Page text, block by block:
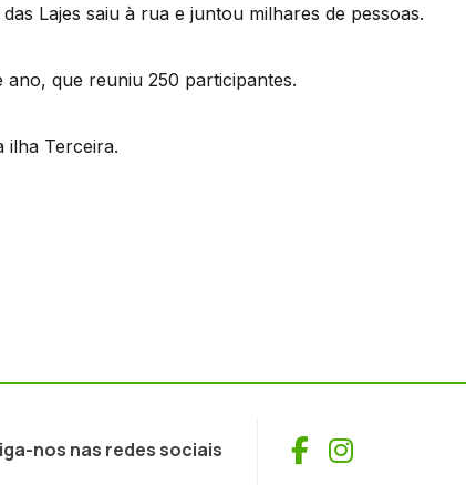
Lajes saiu à rua e juntou milhares de pessoas.
ano, que reuniu 250 participantes.
ilha Terceira.
nos nas redes sociais Facebook
Instagram